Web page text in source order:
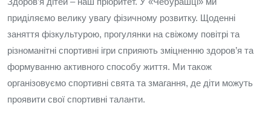
приділяємо велику увагу фізичному розвитку. Щоденні
заняття фізкультурою, прогулянки на свіжому повітрі та
різноманітні спортивні ігри сприяють зміцненню здоров’я та
формуванню активного способу життя. Ми також
організовуємо спортивні свята та змагання, де діти можуть
проявити свої спортивні таланти.